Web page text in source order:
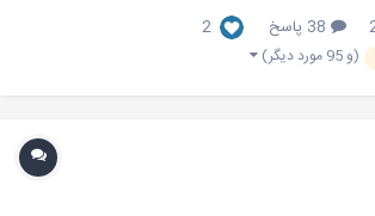
38 پاسخ 2
(و 95 مورد دیگر)